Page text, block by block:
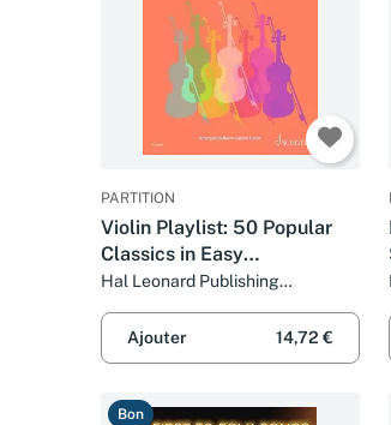
PARTITION
Violin Playlist: 50 Popular
Classics in Easy
Arrangements Book/Online
Audio
Hal Leonard Publishing
Ajouter
14,72 €
Bon